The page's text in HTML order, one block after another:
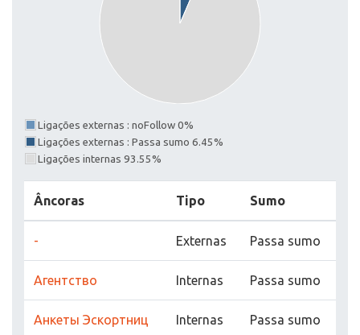
Ligações externas : noFollow 0%
Ligações externas : Passa sumo 6.45%
Ligações internas 93.55%
Âncoras Tipo Sumo
- Externas Passa sumo
Агентство Internas Passa sumo
Анкеты Эскортниц Internas Passa sumo